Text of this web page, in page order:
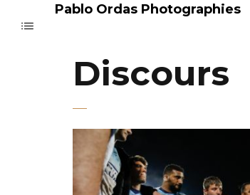
Pablo Ordas Photographies
Discours